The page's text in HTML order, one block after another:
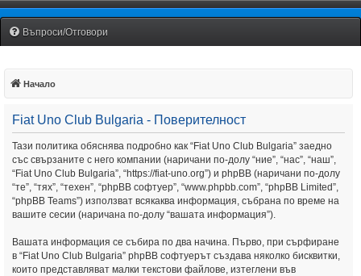
Fiat Uno Club Bulgaria
Въпроси/Отговори
Начало
Fiat Uno Club Bulgaria - Поверителност
Тази политика обяснява подробно как “Fiat Uno Club Bulgaria” заедно
със свързаните с него компании (наричани по-долу “ние”, “нас”, “наш”,
“Fiat Uno Club Bulgaria”, “https://fiat-uno.org”) и phpBB (наричани по-долу
“те”, “тях”, “техен”, “phpBB софтуер”, “www.phpbb.com”, “phpBB Limited”,
“phpBB Teams”) използват всякаква информация, събрана по време на
вашите сесии (наричана по-долу “вашата информация”).
Вашата информация се събира по два начина. Първо, при сърфиране
в “Fiat Uno Club Bulgaria” phpBB софтуерът създава няколко бисквитки,
които представляват малки текстови файлове, изтеглени във